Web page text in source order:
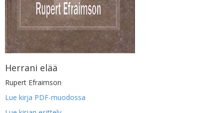
Herrani elää
Rupert Efraimson
Lue kirja PDF-muodossa